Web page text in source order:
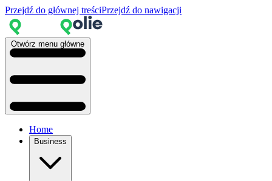
Przejdź do głównej treściPrzejdź do nawigacji
Otwórz menu główne
Home
Business